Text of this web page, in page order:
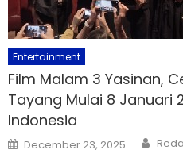
Entertainment
Film Malam 3 Yasinan,
Tayang Mulai 8 Januari
Indonesia
Posted
December 23, 2025